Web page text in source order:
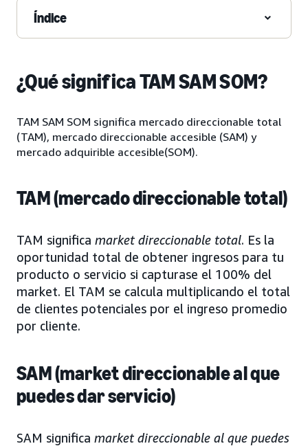
Índice
¿Qué significa TAM SAM SOM?
TAM SAM SOM significa mercado direccionable total
(TAM), mercado direccionable accesible (SAM) y
mercado adquirible accesible(SOM).
TAM (mercado direccionable total)
TAM significa market direccionable total. Es la
oportunidad total de obtener ingresos para tu
producto o servicio si capturase el 100% del
market. El TAM se calcula multiplicando el total
de clientes potenciales por el ingreso promedio
por cliente.
SAM (market direccionable al que
puedes dar servicio)
SAM significa market direccionable al que puedes